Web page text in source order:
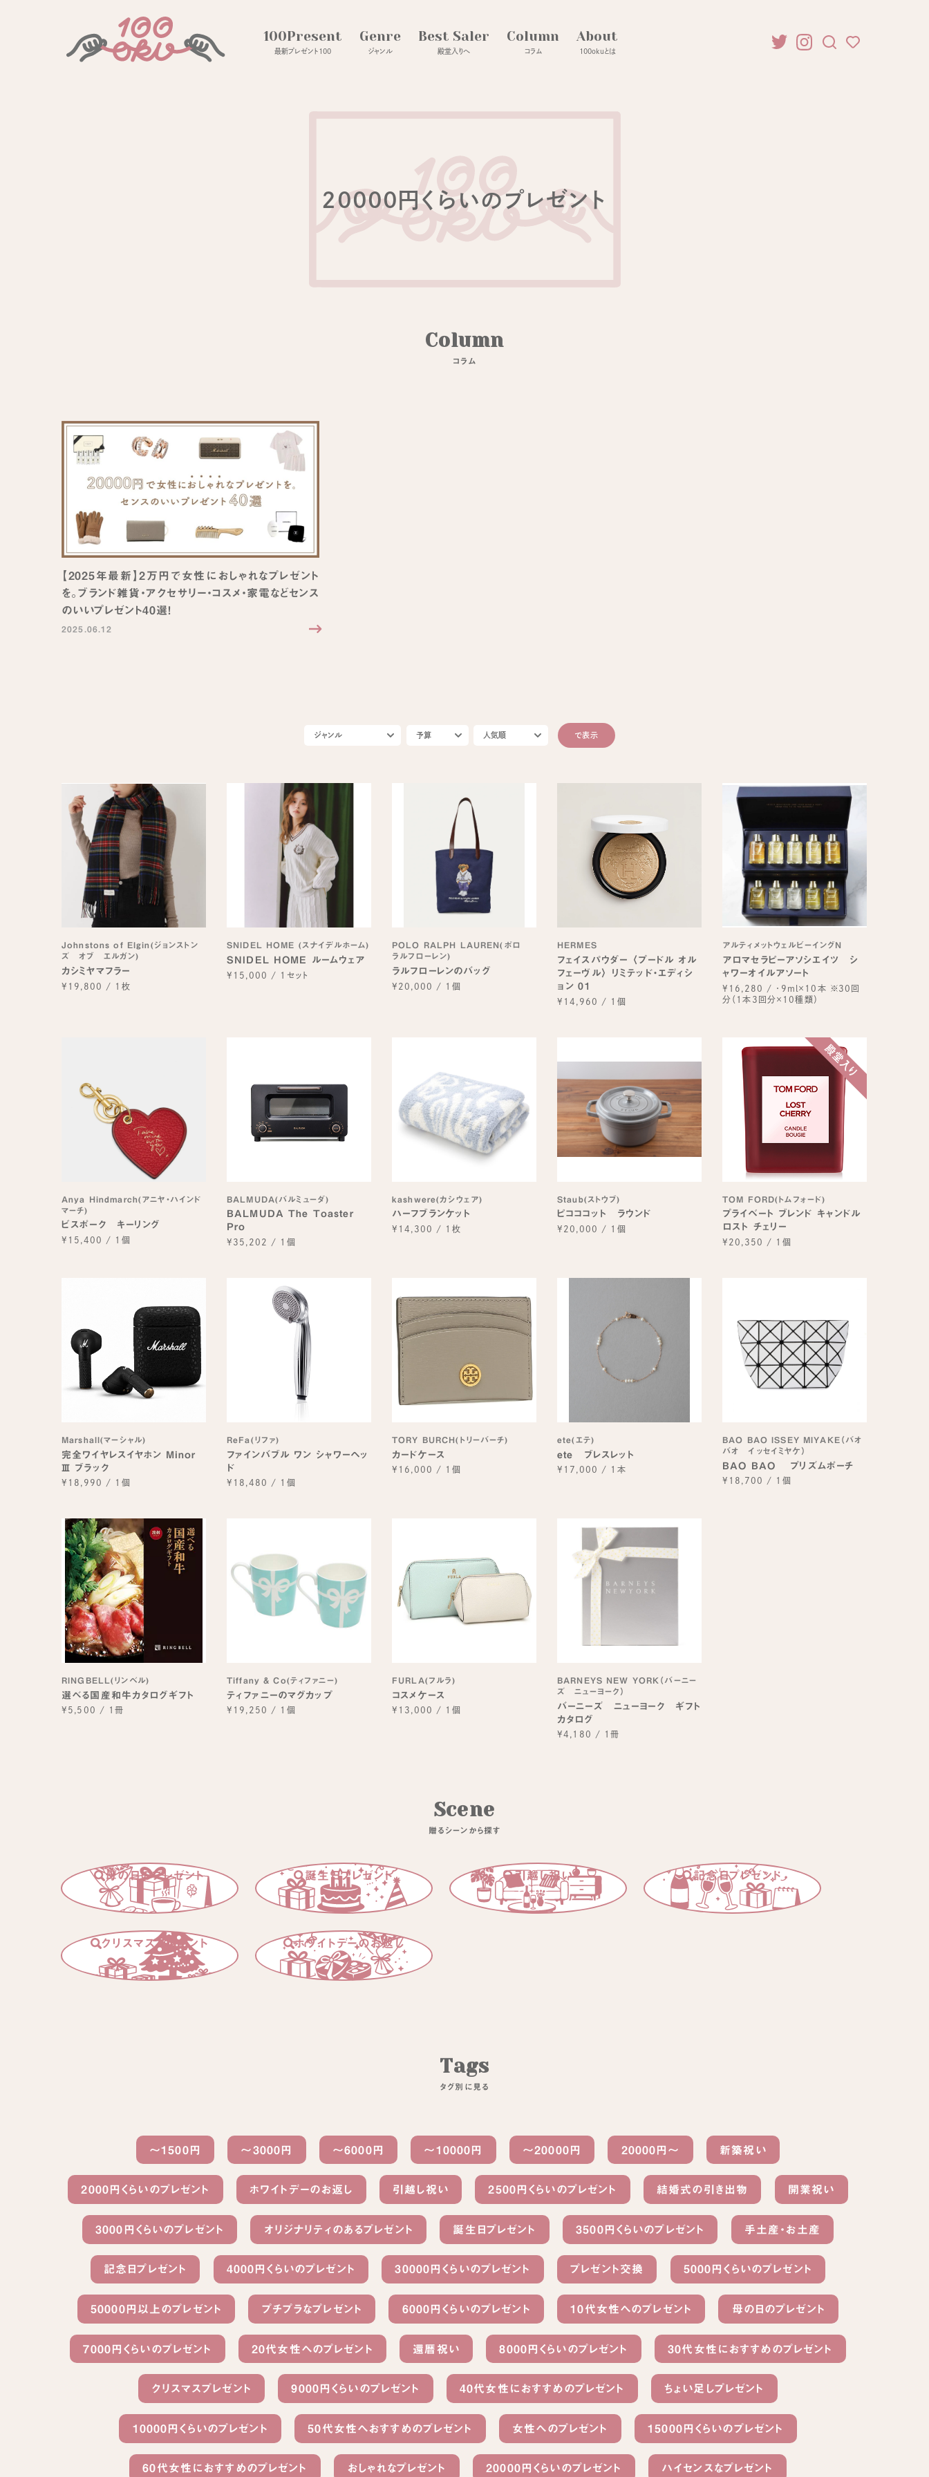
100Present
最新プレゼント100
Genre
ジャンル
Best Saler
殿堂入りへ
Column
コラム
About
100okuとは
20000円くらいのプレゼント
Column
コ ラ ム
【2025年最新】2万円で女性におしゃれなプレゼント
を。ブランド雑貨・アクセサリー・コスメ・家電などセンス
のいいプレゼント40選！
2025.06.12
Johnstons of Elgin(ジョンストン
ズ オブ エルガン)
カシミヤマフラー
¥19,800 / 1枚
SNIDEL HOME (スナイデルホーム)
SNIDEL HOME ルームウェア
¥15,000 / 1セット
POLO RALPH LAUREN(ポロ
ラルフローレン)
ラルフローレンのバッグ
¥20,000 / 1個
HERMES
フェイスパウダー 〈プードル オル
フェーヴル〉 リミテッド・エディシ
ョン 01
¥14,960 / 1個
アルティメットウェルビーイングN
アロマセラピーアソシエイツ シ
ャワーオイルアソート
¥16,280 /
・9ml×10本 ※30回
分（1本3回分×10種類）
Anya Hindmarch(アニヤ・ハインド
マーチ)
ビスポーク キーリング
¥15,400 / 1個
BALMUDA(バルミューダ)
BALMUDA The Toaster
Pro
¥35,202 / 1個
kashwere(カシウェア)
ハーフブランケット
¥14,300 / 1枚
Staub(ストウブ)
ピコココット ラウンド
¥20,000 / 1個
TOM FORD(トムフォード)
プライベート ブレンド キャンドル
ロスト チェリー
¥20,350 / 1個
Marshall(マーシャル)
完全ワイヤレスイヤホン Minor
Ⅲ ブラック
¥18,990 / 1個
ReFa(リファ)
ファインバブル ワン シャワーヘッ
ド
¥18,480 / 1個
TORY BURCH(トリーバーチ)
カードケース
¥16,000 / 1個
ete(エテ)
ete ブレスレット
¥17,000 / 1本
BAO BAO ISSEY MIYAKE（バオ
バオ イッセイミヤケ）
BAO BAO プリズムポーチ
¥18,700 / 1個
RINGBELL(リンベル)
選べる国産和牛カタログギフト
¥5,500 / 1冊
Tiffany & Co(ティファニー)
ティファニーのマグカップ
¥19,250 / 1個
FURLA(フルラ)
コスメケース
¥13,000 / 1個
BARNEYS NEW YORK（バーニー
ズ ニューヨーク）
バーニーズ ニューヨーク ギフト
カタログ
¥4,180 / 1冊
Scene
贈 る シーン から探す
母の日のプレゼント 誕生日プレゼント 引越し祝い 記念日プレゼント
クリスマスプレゼント ホワイトデーのお返し
Tags
タ グ別 に 見 る
～1500円 〜3000円 〜6000円 〜10000円 〜20000円 20000円〜 新築祝い
2000円くらいのプレゼント ホワイトデーのお返し 引越し祝い 2500円くらいのプレゼント 結婚式の引き出物 開業祝い
3000円くらいのプレゼント オリジナリティのあるプレゼント 誕生日プレゼント 3500円くらいのプレゼント 手土産・お土産
記念日プレゼント 4000円くらいのプレゼント 30000円くらいのプレゼント プレゼント交換 5000円くらいのプレゼント
50000円以上のプレゼント プチプラなプレゼント 6000円くらいのプレゼント 10代女性へのプレゼント 母の日のプレゼント
7000円くらいのプレゼント 20代女性へのプレゼント 還暦祝い 8000円くらいのプレゼント 30代女性におすすめのプレゼント
クリスマスプレゼント 9000円くらいのプレゼント 40代女性におすすめのプレゼント ちょい足しプレゼント
10000円くらいのプレゼント 50代女性へおすすめのプレゼント 女性へのプレゼント 15000円くらいのプレゼント
60代女性におすすめのプレゼント おしゃれなプレゼント 20000円くらいのプレゼント ハイセンスなプレゼント